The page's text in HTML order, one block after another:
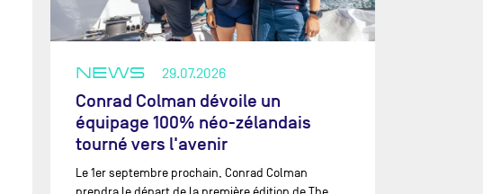
NEWS 29.07.2026
Conrad Colman dévoile un
équipage 100% néo-zélandais
tourné vers l'avenir
Le 1er septembre prochain, Conrad Colman